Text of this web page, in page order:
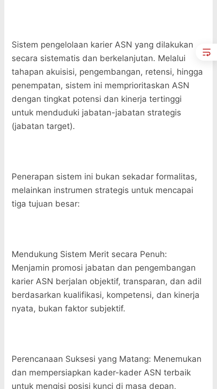
Sistem pengelolaan karier ASN yang dilakukan
secara sistematis dan berkelanjutan. Melalui
tahapan akuisisi, pengembangan, retensi, hingga
penempatan, sistem ini memprioritaskan ASN
dengan tingkat potensi dan kinerja tertinggi
untuk menduduki jabatan-jabatan strategis
(jabatan target).
​Penerapan sistem ini bukan sekadar formalitas,
melainkan instrumen strategis untuk mencapai
tiga tujuan besar:
​Mendukung Sistem Merit secara Penuh:
Menjamin promosi jabatan dan pengembangan
karier ASN berjalan objektif, transparan, dan adil
berdasarkan kualifikasi, kompetensi, dan kinerja
nyata, bukan faktor subjektif.
​Perencanaan Suksesi yang Matang: Menemukan
dan mempersiapkan kader-kader ASN terbaik
untuk mengisi posisi kunci di masa depan,